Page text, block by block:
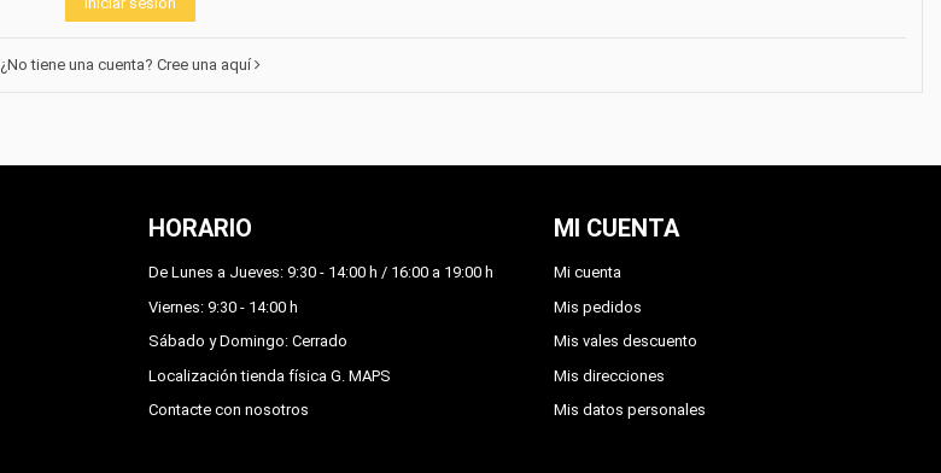
¿No tiene una cuenta? Cree una aquí
HORARIO
De Lunes a Jueves: 9:30 - 14:00 h / 16:00 a 19:00 h
Viernes: 9:30 - 14:00 h
Sábado y Domingo: Cerrado
Localización tienda física G. MAPS
Contacte con nosotros
MI CUENTA
Mi cuenta
Mis pedidos
Mis vales descuento
Mis direcciones
Mis datos personales